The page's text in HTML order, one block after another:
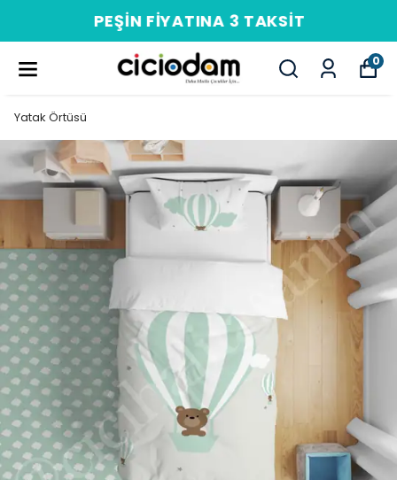
PEŞIN FIYATINA 3 TAKSIT
0
Yatak Örtüsü